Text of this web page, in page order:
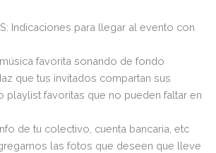
Indicaciones para llegar al evento con
favorita sonando de fondo
que tus invitados compartan sus
playlist favoritas que no pueden faltar en
de tu colectivo, cuenta bancaria, etc
las fotos que deseen que lleve